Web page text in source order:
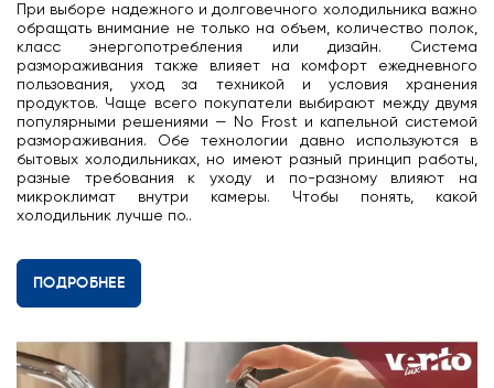
При выборе надежного и долговечного холодильника важно
обращать внимание не только на объем, количество полок,
класс энергопотребления или дизайн. Система
размораживания также влияет на комфорт ежедневного
пользования, уход за техникой и условия хранения
продуктов. Чаще всего покупатели выбирают между двумя
популярными решениями — No Frost и капельной системой
размораживания. Обе технологии давно используются в
бытовых холодильниках, но имеют разный принцип работы,
разные требования к уходу и по-разному влияют на
микроклимат внутри камеры. Чтобы понять, какой
холодильник лучше по..
ПОДРОБНЕЕ